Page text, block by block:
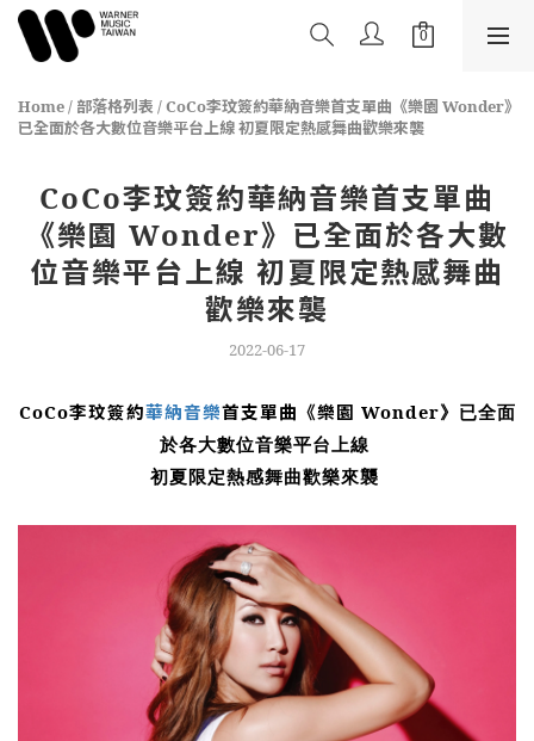
Home/ 部落格列表 /CoCo李玟簽約華納音樂首支單曲《樂園 Wonder》
已全面於各大數位音樂平台上線 初夏限定熱感舞曲歡樂來襲
CoCo李玟簽約華納音樂首支單曲
《樂園 Wonder》已全面於各大數
位音樂平台上線 初夏限定熱感舞曲
歡樂來襲
2022-06-17
CoCo李玟簽約華納音樂首支單曲《樂園 Wonder》已全面
於各大數位音樂平台上線
初夏限定熱感舞曲歡樂來襲